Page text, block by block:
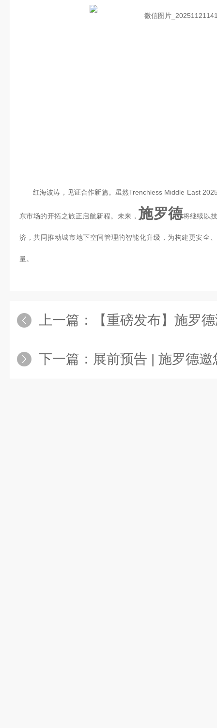
红海波涛，见证合作新篇。虽然Trenchless Middle East
东市场的开拓之旅正启航新程。未来， 施罗德将继续以
济，共同推动城市地下空间管理的智能化升级，为构建更安全
量。
上一篇： 【重磅发布】施罗德测径仪+流量
下一篇： 展前预告 | 施罗德邀您共赴成都